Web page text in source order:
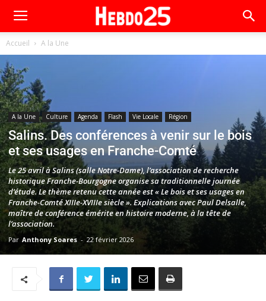
Accueil A la Une
A la Une Culture Agenda Flash Vie Locale Région
Salins. Des conférences à venir sur le bois
et ses usages en Franche-Comté
Le 25 avril à Salins (salle Notre-Dame), l’association de recherche
historique Franche-Bourgogne organise sa traditionnelle journée
d’étude. Le thème retenu cette année est « Le bois et ses usages en
Franche-Comté XIIIe-XVIIIe siècle ». Explications avec Paul Delsalle,
maître de conférence émérite en histoire moderne, à la tête de
l’association.
Par Anthony Soares - 22 février 2026